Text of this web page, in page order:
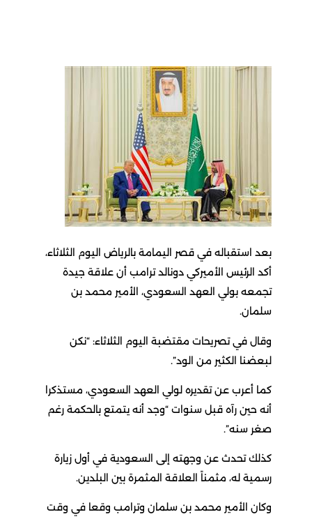
بعد استقباله في قصر اليمامة بالرياض اليوم الثلاثاء،
أكد الرئيس الأميركي دونالد ترامب أن علاقة جيدة
تجمعه بولي العهد السعودي، الأمير محمد بن
سلمان.
وقال في تصريحات مقتضبة اليوم الثلاثاء: “نكن
لبعضنا الكثير من الود”.
كما أعرب عن تقديره لولي العهد السعودي، مستذكرا
أنه حين رآه قبل سنوات “وجد أنه يتمتع بالحكمة رغم
صغر سنه”.
كذلك تحدث عن وجهته إلى السعودية في أول زيارة
رسمية له، مثمناً العلاقة المثمرة بين البلدين.
وكان الأمير محمد بن سلمان وترامب وقعا في وقت